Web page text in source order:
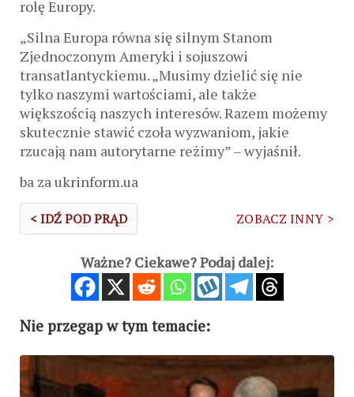
rolę Europy.
„Silna Europa równa się silnym Stanom
Zjednoczonym Ameryki i sojuszowi
transatlantyckiemu. „Musimy dzielić się nie
tylko naszymi wartościami, ale także
większością naszych interesów. Razem możemy
skutecznie stawić czoła wyzwaniom, jakie
rzucają nam autorytarne reżimy” – wyjaśnił.
ba za ukrinform.ua
< IDŹ POD PRĄD ZOBACZ INNY >
Ważne? Ciekawe? Podaj dalej:
Nie przegap w tym temacie: